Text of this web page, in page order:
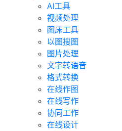
AI工具
视频处理
图床工具
以图搜图
图片处理
文字转语音
格式转换
在线作图
在线写作
协同工作
在线设计